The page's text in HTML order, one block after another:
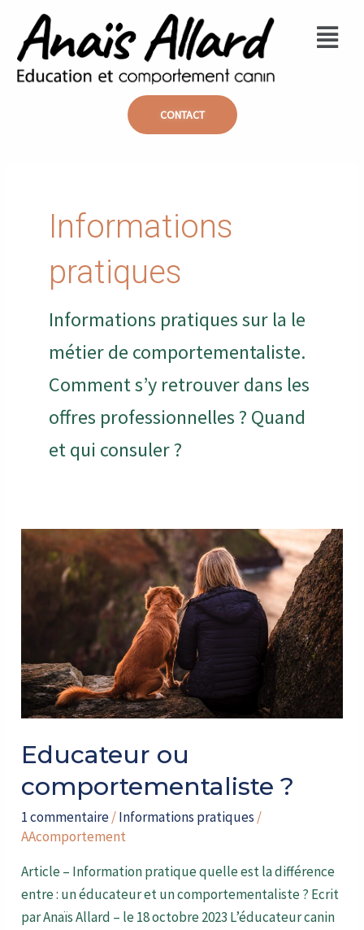
contenu
Menu
CONTACT
Informations
pratiques
Informations pratiques sur la le
métier de comportementaliste.
Comment s’y retrouver dans les
offres professionnelles ? Quand
et qui consuler ?
Educateur ou
comportementaliste ?
1 commentaire/Informations pratiques /
AAcomportement
Article – Information pratique quelle est la différence
entre : un éducateur et un comportementaliste ? Ecrit
par Anaïs Allard – le 18 octobre 2023 L’éducateur canin
Educateur
comportementaliste